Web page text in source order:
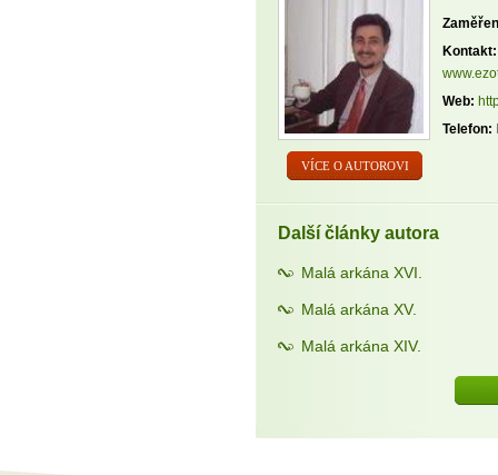
VÍCE O AUTOROVI
Kontakt:
Web:
Telefon:
Další články autora
Malá arkána XVI.
Malá arkána XV.
Malá arkána XIV.